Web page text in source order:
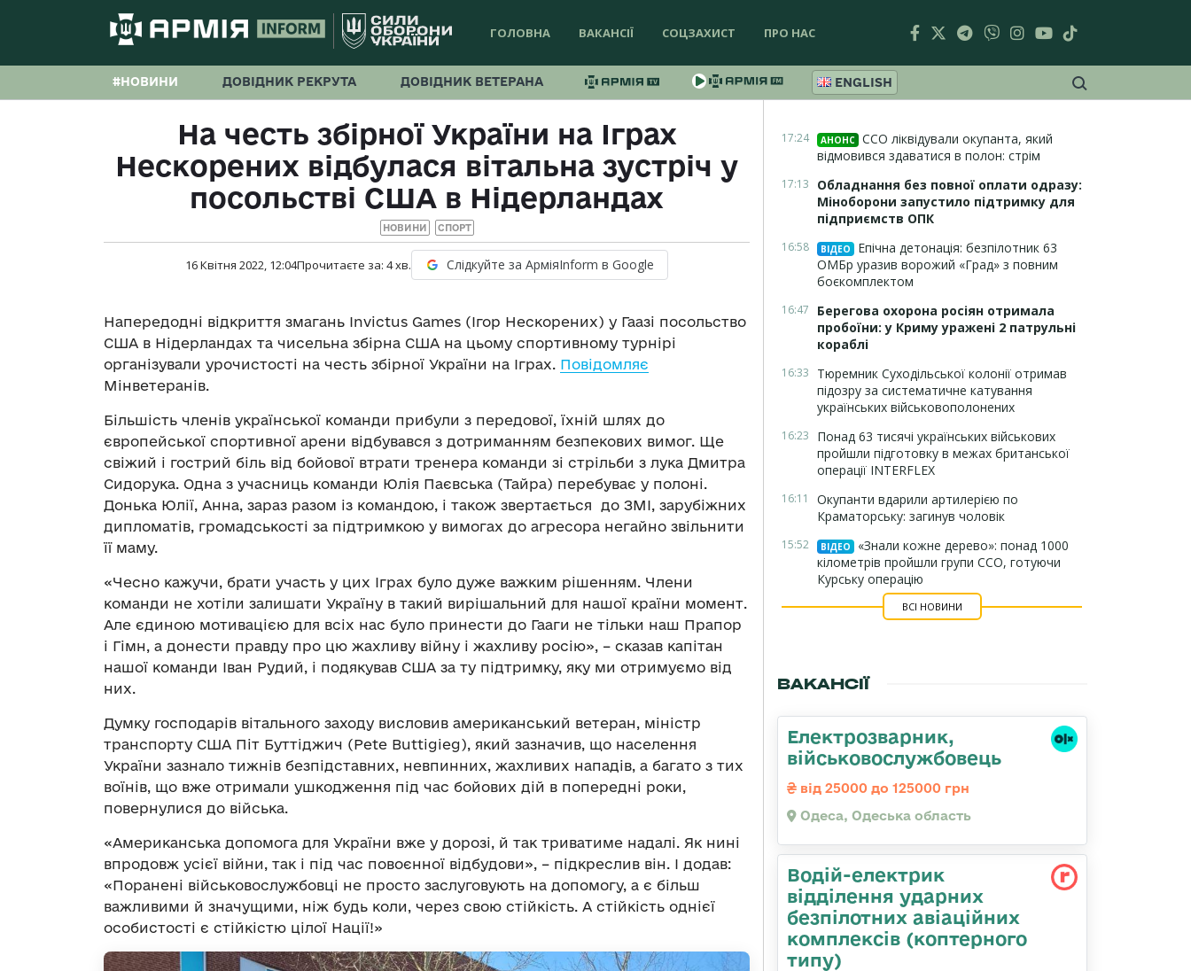
ГОЛОВНА ВАКАНСІЇ СОЦЗАХИСТ ПРО НАС
#НОВИНИ ДОВІДНИК РЕКРУТА ДОВІДНИК ВЕТЕРАНА ENGLISH
На честь збірної України на Іграх
Нескорених відбулася вітальна зустріч у
посольстві США в Нідерландах
НОВИНИ СПОРТ
16 Квітня 2022, 12:04Прочитаєте за: 4хв. Слідкуйте за АрміяInform в Google
Напередодні відкриття змагань Invictus Games (Ігор Нескорених) у Гаазі посольство
США в Нідерландах та чисельна збірна США на цьому спортивному турнірі
організували урочистості на честь збірної України на Іграх. Повідомляє
Мінветеранів.
Більшість членів української команди прибули з передової, їхній шлях до
європейської спортивної арени відбувався з дотриманням безпекових вимог. Ще
свіжий і гострий біль від бойової втрати тренера команди зі стрільби з лука Дмитра
Сидорука. Одна з учасниць команди Юлія Паєвська (Тайра) перебуває у полоні.
Донька Юлії, Анна, зараз разом із командою, і також звертається до ЗМІ, зарубіжних
дипломатів, громадськості за підтримкою у вимогах до агресора негайно звільнити
її маму.
«Чесно кажучи, брати участь у цих Іграх було дуже важким рішенням. Члени
команди не хотіли залишати Україну в такий вирішальний для нашої країни момент.
Але єдиною мотивацією для всіх нас було принести до Гааги не тільки наш Прапор
і Гімн, а донести правду про цю жахливу війну і жахливу росію», – сказав капітан
нашої команди Іван Рудий, і подякував США за ту підтримку, яку ми отримуємо від
них.
Думку господарів вітального заходу висловив американський ветеран, міністр
транспорту США Піт Буттіджич (Pete Buttigieg), який зазначив, що населення
України зазнало тижнів безпідставних, невпинних, жахливих нападів, а багато з тих
воїнів, що вже отримали ушкодження під час бойових дій в попередні роки,
повернулися до війська.
«Американська допомога для України вже у дорозі, й так триватиме надалі. Як нині
впродовж усієї війни, так і під час повоєнної відбудови», – підкреслив він. І додав:
«Поранені військовослужбовці не просто заслуговують на допомогу, а є більш
важливими й значущими, ніж будь коли, через свою стійкість. А стійкість однієї
особистості є стійкістю цілої Нації!»
17:24 АНОНС ССО ліквідували окупанта, який
відмовився здаватися в полон: стрім
17:13
Обладнання без повної оплати одразу:
Міноборони запустило підтримку для
підприємств ОПК
16:58 ВІДЕО
Епічна детонація: безпілотник 63
ОМБр уразив ворожий «Град» з повним
боєкомплектом
16:47
Берегова охорона росіян отримала
пробоїни: у Криму уражені 2 патрульні
кораблі
16:33
Тюремник Суходільської колонії отримав
підозру за систематичне катування
українських військовополонених
16:23
Понад 63 тисячі українських військових
пройшли підготовку в межах британської
операції INTERFLEX
16:11
Окупанти вдарили артилерією по
Краматорську: загинув чоловік
15:52 ВІДЕО
«Знали кожне дерево»: понад 1000
кілометрів пройшли групи ССО, готуючи
Курську операцію
ВСІ НОВИНИ
ВАКАНСІЇ
Електрозварник,
військовослужбовець
від 25000 до 125000 грн
Одеса, Одеська область
Водій-електрик
відділення ударних
безпілотних авіаційних
комплексів (коптерного
типу)